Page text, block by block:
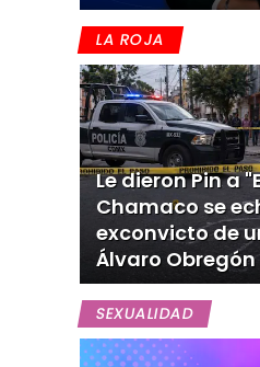
LA ROJA
Le dieron Pin a
Chamaco se
exconvicto de
Álvaro Obregón
SEXUALIDAD